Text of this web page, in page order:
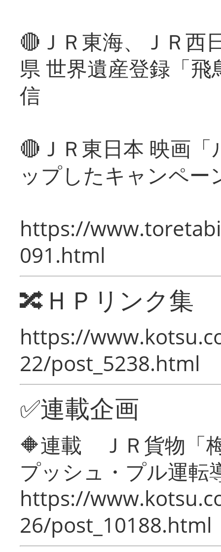
🔴ＪＲ東海、ＪＲ西
県 世界遺産登録「
信
🔴ＪＲ東日本 映画
ップしたキャンペー
https://
091.html
🔀ＨＰリンク集
https://
22/post_5238.html
✅連載企画
🔶連載 ＪＲ貨物「
プッシュ・プル運転
https://
26/post_10188.html